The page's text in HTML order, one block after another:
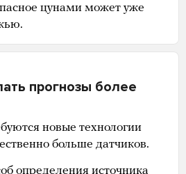
цунами может уже
прогнозы более
новые технологии
больше датчиков.
определения источника